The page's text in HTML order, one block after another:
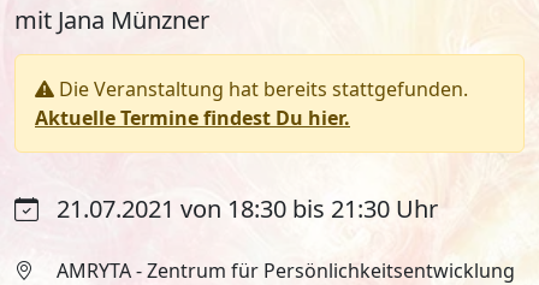
mit Jana Münzner
Die Veranstaltung hat bereits stattgefunden.
Aktuelle Termine findest Du hier.
21.07.2021 von 18:30 bis 21:30 Uhr
AMRYTA - Zentrum für Persönlichkeitsentwicklung